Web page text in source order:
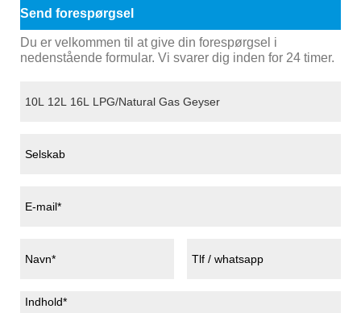
Send forespørgsel
Du er velkommen til at give din forespørgsel i
nedenstående formular. Vi svarer dig inden for 24 timer.